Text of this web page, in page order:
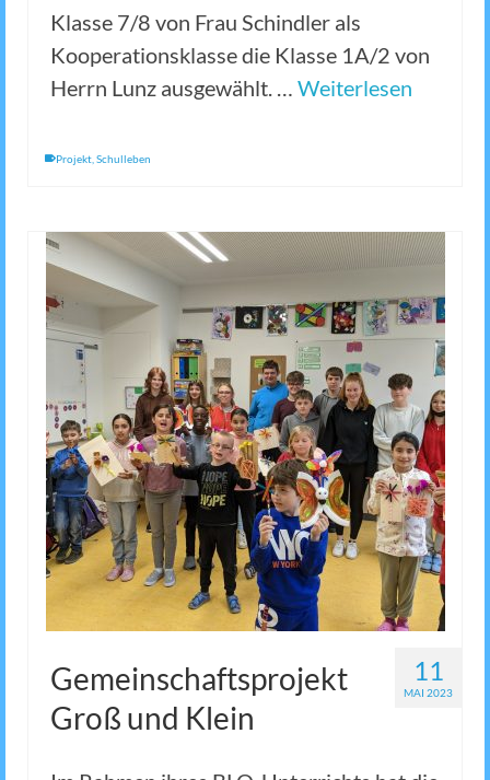
Klasse 7/8 von Frau Schindler als
Kooperationsklasse die Klasse 1A/2 von
Herrn Lunz ausgewählt. … Weiterlesen
Projekt Schulleben
11
MAI 2023
Gemeinschaftsprojekt
Groß und Klein